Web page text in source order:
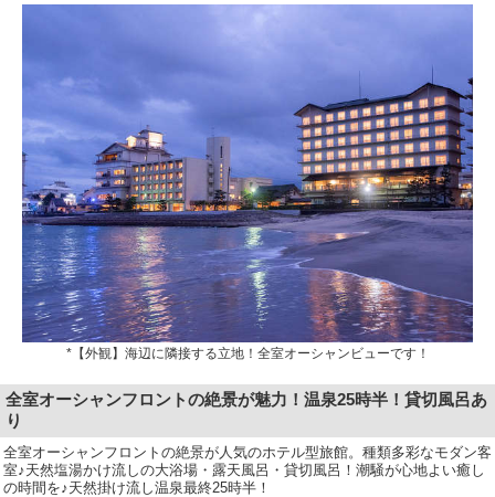
*【外観】海辺に隣接する立地！全室オーシャンビューです！
全室オーシャンフロントの絶景が魅力！温泉25時半！貸切風呂あ
り
全室オーシャンフロントの絶景が人気のホテル型旅館。種類多彩なモダン客
室♪天然塩湯かけ流しの大浴場・露天風呂・貸切風呂！潮騒が心地よい癒し
の時間を♪天然掛け流し温泉最終25時半！